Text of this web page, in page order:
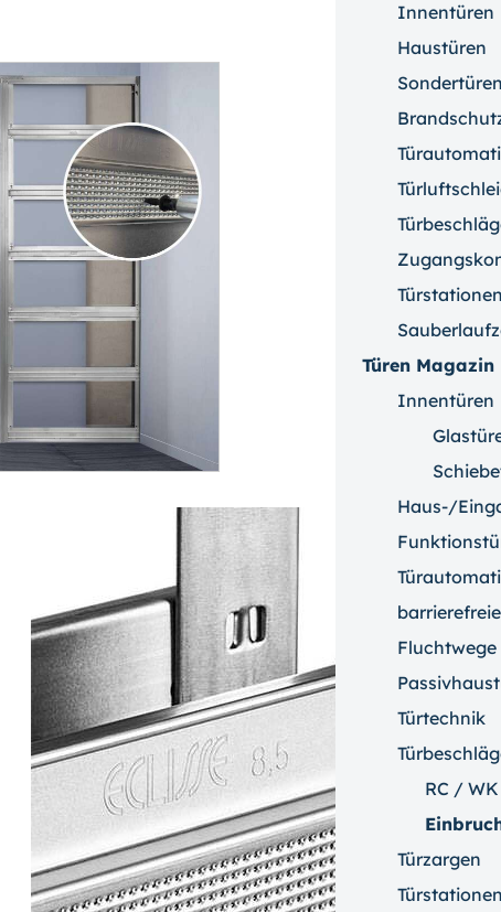
Innentüren
Haustüren
Sondertüren
Türstationen
Türen Magazin
Innentüren
Haus-/
Fluchtwege
Türtechnik
RC / WK
Türzargen
Türstationen